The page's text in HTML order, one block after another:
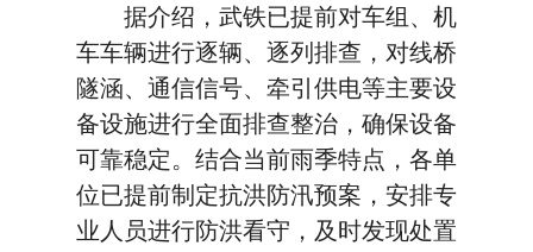
据介绍，武铁已提前对车组、机
车车辆进行逐辆、逐列排查，对线桥
隧涵、通信信号、牵引供电等主要设
备设施进行全面排查整治，确保设备
可靠稳定。结合当前雨季特点，各单
位已提前制定抗洪防汛预案，安排专
业人员进行防洪看守，及时发现处置